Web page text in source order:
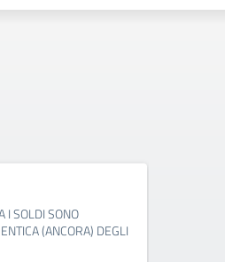
I SOLDI SONO
(ANCORA) DEGLI